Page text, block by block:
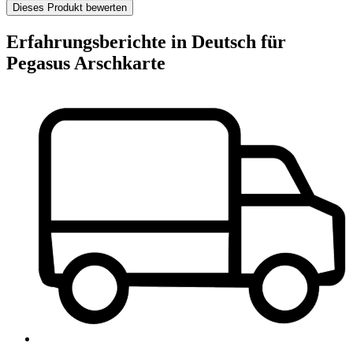
Dieses Produkt bewerten
Erfahrungsberichte in Deutsch für
Pegasus Arschkarte